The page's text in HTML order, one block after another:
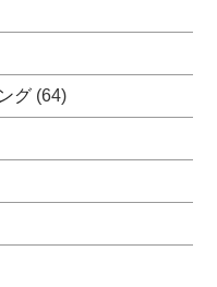
グ (64)